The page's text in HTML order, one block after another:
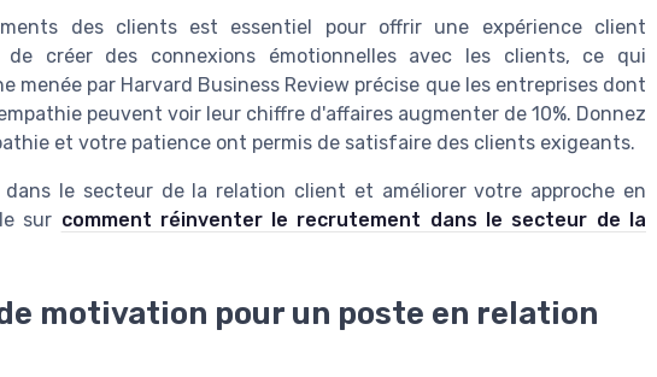
des clients est essentiel pour offrir une expérience client
de créer des connexions émotionnelles avec les clients, ce qui
menée par Harvard Business Review précise que les entreprises dont
peuvent voir leur chiffre d'affaires augmenter de 10%. Donnez
et votre patience ont permis de satisfaire des clients exigeants.
dans le secteur de la relation client et améliorer votre approche en
sur comment réinventer le recrutement dans le secteur de la
motivation pour un poste en relation